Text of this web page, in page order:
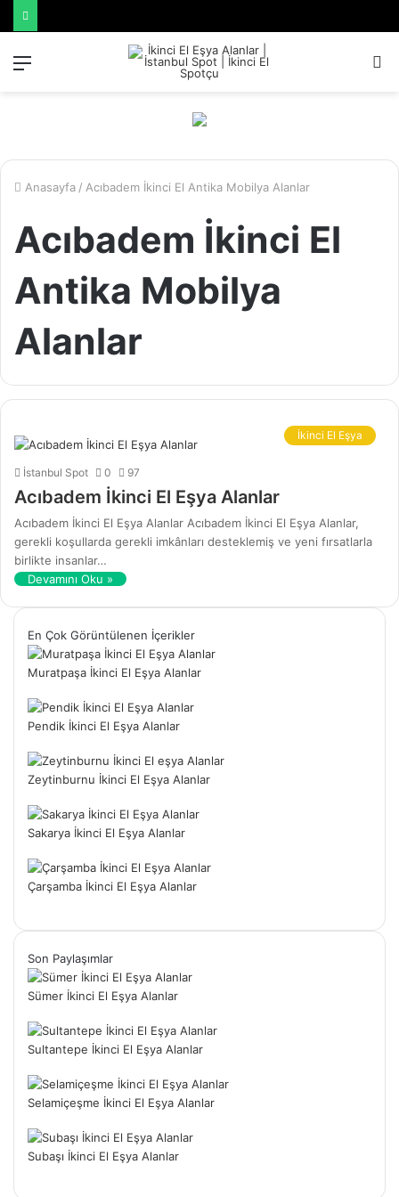
Anasayfa / Acıbadem İkinci El Antika Mobilya Alanlar
Acıbadem İkinci El
Antika Mobilya
Alanlar
İkinci El Eşya
İstanbul Spot 0 97
Acıbadem İkinci El Eşya Alanlar
Acıbadem İkinci El Eşya Alanlar Acıbadem İkinci El Eşya Alanlar,
gerekli koşullarda gerekli imkânları desteklemiş ve yeni fırsatlarla
birlikte insanlar…
Devamını Oku »
En Çok Görüntülenen İçerikler
Muratpaşa İkinci El Eşya Alanlar
Pendik İkinci El Eşya Alanlar
Zeytinburnu İkinci El Eşya Alanlar
Sakarya İkinci El Eşya Alanlar
Çarşamba İkinci El Eşya Alanlar
Son Paylaşımlar
Sümer İkinci El Eşya Alanlar
Sultantepe İkinci El Eşya Alanlar
Selamiçeşme İkinci El Eşya Alanlar
Subaşı İkinci El Eşya Alanlar